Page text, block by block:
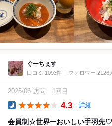
ぐーちぇす
口コミ 1093件 フォロワー 2126
2025/06 訪問 1回目
4.3 詳細
会員制☆世界一おいしい手羽先♡